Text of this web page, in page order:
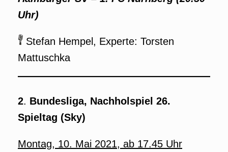
Uhr)
Stefan Hempel, Experte: Torsten
Mattuschka
2. Bundesliga, Nachholspiel 26.
Spieltag (Sky)
Montag, 10. Mai 2021, ab 17.45 Uhr